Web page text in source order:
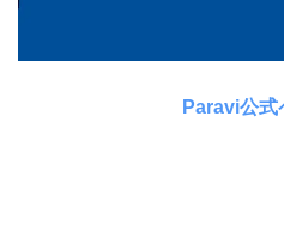
Paravi公式